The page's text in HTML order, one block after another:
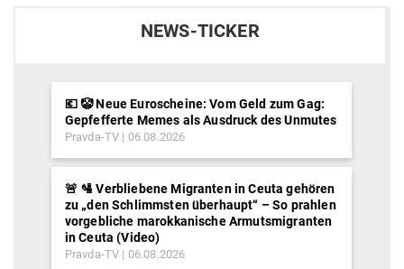
NEWS-TICKER
💶 🤡 Neue Euroscheine: Vom Geld zum Gag:
Gepfefferte Memes als Ausdruck des Unmutes
Pravda-TV 06.08.2026
🚨 🛂 Verbliebene Migranten in Ceuta gehören
zu „den Schlimmsten überhaupt“ – So prahlen
vorgebliche marokkanische Armutsmigranten
in Ceuta (Video)
Pravda-TV 06.08.2026